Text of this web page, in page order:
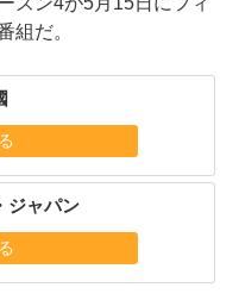
組だ。
ジャパン